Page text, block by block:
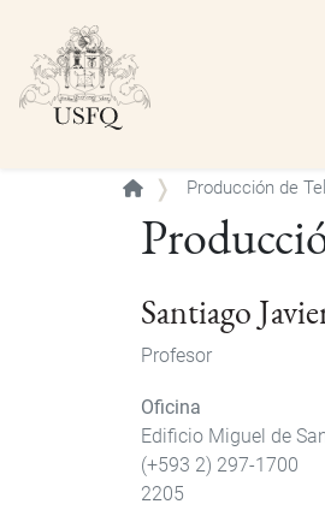
Producción de
Santiago
Profesor
Oficina
Edificio Miguel de
(+593 2) 297-1700
2205